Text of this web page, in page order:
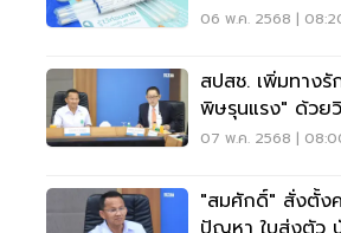
06 พ.ค. 2568 |
สปสช. เพิ่มทางรั
พิษรุนแรง" ด้วย
07 พ.ค. 2568 |
"สมศักดิ์" สั่งตั้ง